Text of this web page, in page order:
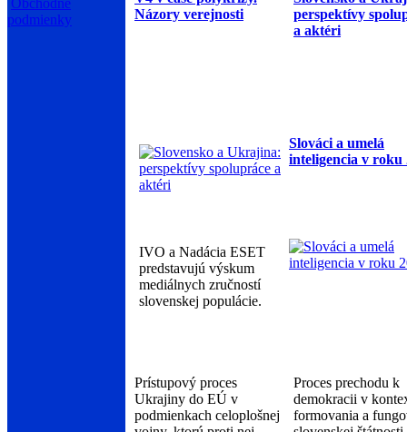
Obchodné
podmienky
Názory verejnosti
perspektívy
a aktéri
Slováci a umelá
inteligencia v roku
IVO a Nadácia ESET
predstavujú výskum
mediálnych zručností
slovenskej populácie.
Prístupový proces
Ukrajiny do EÚ v
podmienkach celoplošnej
Proces prechodu k
demokracii v
formovania a